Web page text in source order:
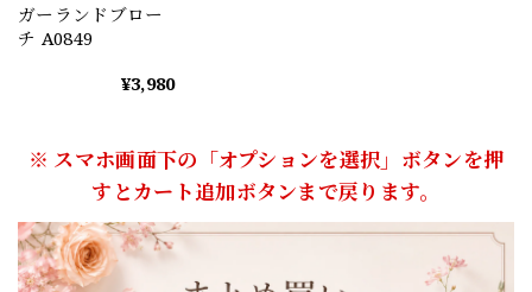
ガーランドブロー
チ A0849
¥3,980
※ スマホ画面下の「オプションを選択」ボタンを押
すとカート追加ボタンまで戻ります。